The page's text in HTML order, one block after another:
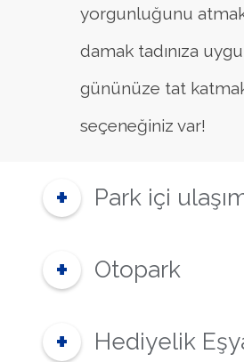
yorgunluğunu
damak tadınıza
gününüze tat
seçeneğiniz var!
Park içi
Otopark
Hediyelik